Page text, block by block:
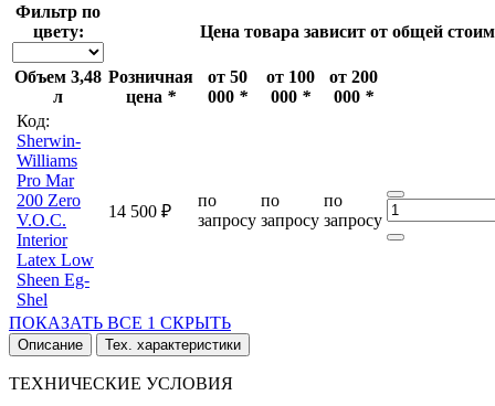
Фильтр по
цвету:
Цена товара зависит от общей
Объем 3,48
л
Розничная
цена *
от 50
000 *
от 100
000 *
от 200
000 *
Код:
Sherwin-
Williams
Pro Mar
200 Zero
V.O.C.
Interior
Latex Low
Sheen Eg-
Shel
14 500 ₽
по
запросу
по
запросу
по
запросу
ПОКАЗАТЬ ВСЕ 1 СКРЫТЬ
Описание Тех. характеристики
ТЕХНИЧЕСКИЕ УСЛОВИЯ